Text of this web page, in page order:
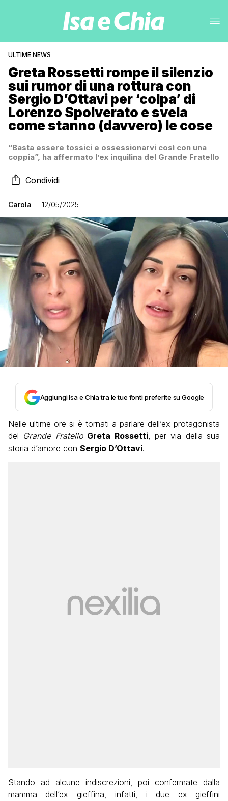
ULTIME NEWS
Greta Rossetti rompe il silenzio
sui rumor di una rottura con
Sergio D’Ottavi per ‘colpa’ di
Lorenzo Spolverato e svela
come stanno (davvero) le cose
“Basta essere tossici e ossessionarvi così con una
coppia”, ha affermato l’ex inquilina del Grande Fratello
Condividi
Carola 12/05/2025
Aggiungi Isa e Chia tra le tue fonti preferite su Google
Nelle ultime ore si è tornati a parlare dell’ex protagonista
del Grande Fratello Greta Rossetti, per via della sua
storia d’amore con Sergio D’Ottavi.
Stando ad alcune indiscrezioni, poi confermate dalla
mamma dell’ex gieffina, infatti, i due ex gieffini